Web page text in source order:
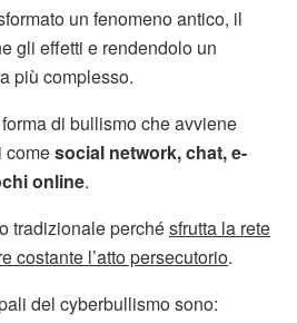
un fenomeno antico, il
gli effetti e rendendolo un
più complesso.
di bullismo che avviene
comesocial network, chat, e-
online.
tradizionale perchésfrutta la rete
costante l’atto persecutorio.
del cyberbullismo sono: